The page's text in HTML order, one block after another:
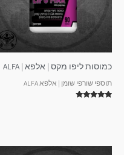
כמוסות ליפו מקס | אלפא | ALFA
תוספי שורפי שומן | אלפא ALFA